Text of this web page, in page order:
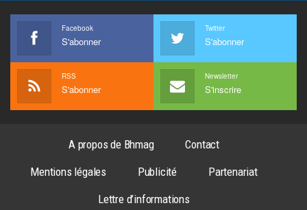
Facebook
S'abonner
Twitter
S'abonner
RSS
S'abonner
Newsletter
S'inscrire
A propos de Bhmag
Contact
Mentions légales
Publicité
Partenariat
Lettre d’informations